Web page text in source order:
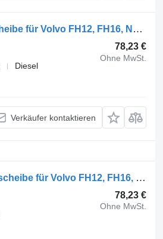
TEMPERED,VOLVO FH12 2-seeria (01.02-) 8140912 Seitenscheibe für Volvo FH12, FH16, NH12, FH, VNL780 (1993-2014) Sattelzugmaschine
78,23 €
Ohne MwSt.
Diesel
Verkäufer kontaktieren
PILKINGTON,VOLVO FH12 2-seeria (01.02-) 20768974 Seitenscheibe für Volvo FH12, FH16, NH12, FH, VNL780 (1993-2014) Sattelzugmaschine
78,23 €
Ohne MwSt.